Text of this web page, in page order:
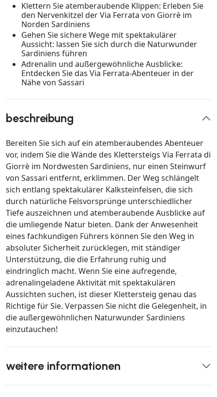
Klettern Sie atemberaubende Klippen: Erleben Sie
den Nervenkitzel der Via Ferrata von Giorrè im
Norden Sardiniens
Gehen Sie sichere Wege mit spektakulärer
Aussicht: lassen Sie sich durch die Naturwunder
Sardiniens führen
Adrenalin und außergewöhnliche Ausblicke:
Entdecken Sie das Via Ferrata-Abenteuer in der
Nähe von Sassari
beschreibung
Bereiten Sie sich auf ein atemberaubendes Abenteuer
vor, indem Sie die Wände des Klettersteigs Via Ferrata di
Giorrè im Nordwesten Sardiniens, nur einen Steinwurf
von Sassari entfernt, erklimmen. Der Weg schlängelt
sich entlang spektakulärer Kalksteinfelsen, die sich
durch natürliche Felsvorsprünge unterschiedlicher
Tiefe auszeichnen und atemberaubende Ausblicke auf
die umliegende Natur bieten. Dank der Anwesenheit
eines fachkundigen Führers können Sie den Weg in
absoluter Sicherheit zurücklegen, mit ständiger
Unterstützung, die die Erfahrung ruhig und
eindringlich macht. Wenn Sie eine aufregende,
adrenalingeladene Aktivität mit spektakulären
Aussichten suchen, ist dieser Klettersteig genau das
Richtige für Sie. Verpassen Sie nicht die Gelegenheit, in
die außergewöhnlichen Naturwunder Sardiniens
einzutauchen!
weitere informationen